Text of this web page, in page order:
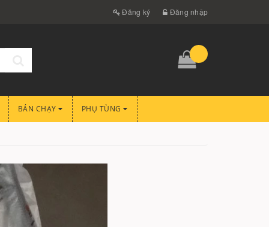
Đăng ký Đăng nhập
BÁN CHẠY PHỤ TÙNG